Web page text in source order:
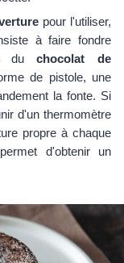
pour l'utiliser,
à faire fondre
duchocolat de
de pistole, une
la fonte. Si
d'un thermomètre
propre à chaque
d'obtenir un